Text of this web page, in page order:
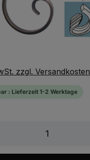
zzgl. Versandkosten
: Lieferzeit 1-2 Werktage
Gib den